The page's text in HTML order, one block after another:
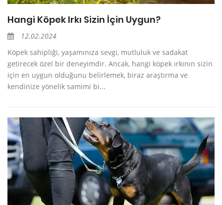
Hangi Köpek Irkı Sizin İçin Uygun?
12.02.2024
Köpek sahipliği, yaşamınıza sevgi, mutluluk ve sadakat
getirecek özel bir deneyimdir. Ancak, hangi köpek ırkının sizin
için en uygun olduğunu belirlemek, biraz araştırma ve
kendinize yönelik samimi bi...